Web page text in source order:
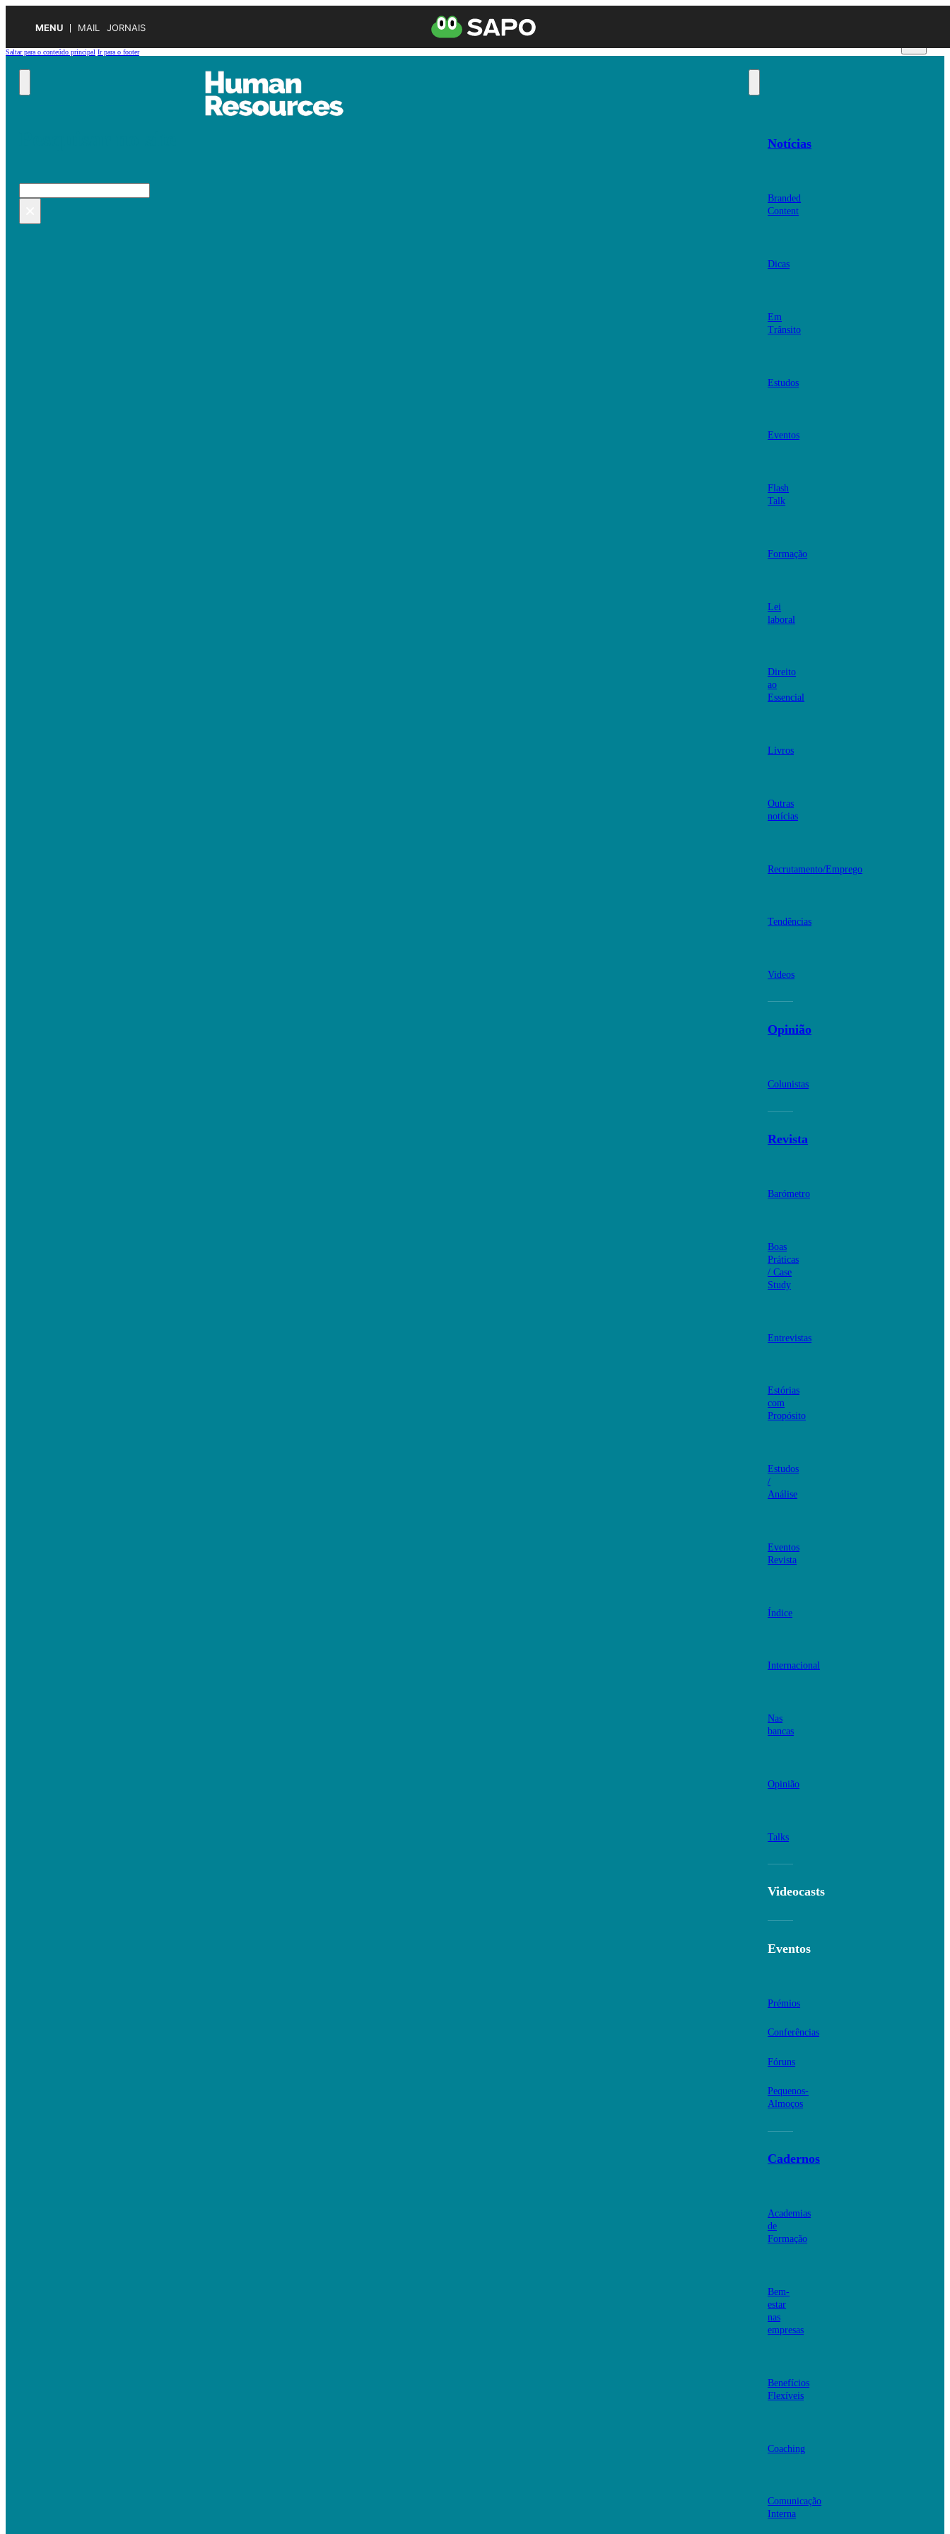
MENU MAIL JORNAIS
Saltar para o conteúdo principal Ir para o footer
Pesquisar
Notícias
Branded
Content
Dicas
Em
Trânsito
Estudos
Eventos
Flash
Talk
Formação
Lei
laboral
Direito
ao
Essencial
Livros
Outras
notícias
Recrutamento/Emprego
Tendências
Videos
Opinião
Colunistas
Revista
Barómetro
Boas
Práticas
/ Case
Study
Entrevistas
Estórias
com
Propósito
Estudos
/
Análise
Eventos
Revista
Índice
Internacional
Nas
bancas
Opinião
Talks
Videocasts
Eventos
Prémios
Conferências
Fóruns
Pequenos-
Almoços
Cadernos
Academias
de
Formação
Bem-
estar
nas
empresas
Benefícios
Flexíveis
Coaching
Comunicação
Interna